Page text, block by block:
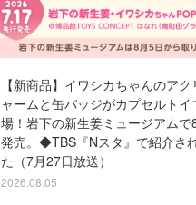
【新商品】イワシカちゃんのアク
ャームと缶バッジがカプセルトイ
場！岩下の新生姜ミュージアムで
発売。◆TBS『Nスタ』で紹介さ
た（7月27日放送）
2026.08.05